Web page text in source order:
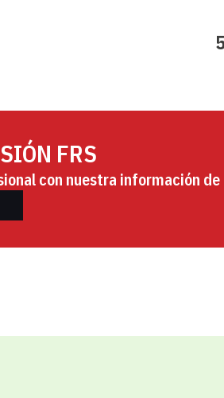
FRS
con nuestra información